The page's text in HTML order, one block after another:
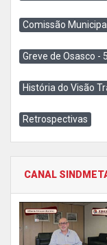
Comissão
Greve de Osasco -
História do Visão
Retrospectivas
CANAL